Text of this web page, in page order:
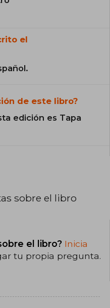
el
de este libro?
edición es Tapa
sobre el libro
el libro? Inicia
tu propia pregunta.